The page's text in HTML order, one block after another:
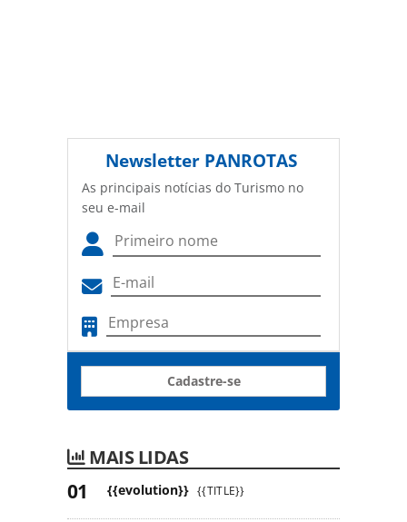
Newsletter PANROTAS
As principais notícias do Turismo no
seu e-mail
Cadastre-se
MAIS LIDAS
{{evolution}} {{TITLE}}